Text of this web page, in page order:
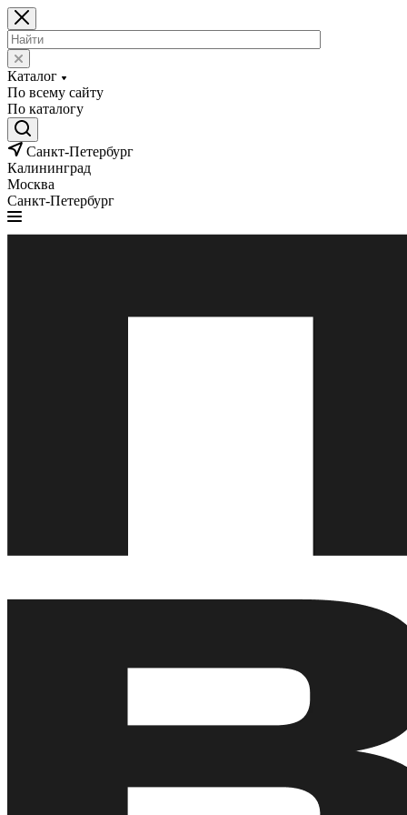
Каталог
По всему сайту
По каталогу
Санкт-Петербург
Калининград
Москва
Санкт-Петербург